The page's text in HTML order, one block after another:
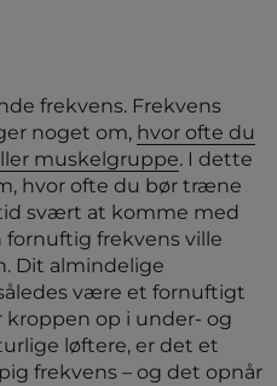
frekvens. Frekvens
noget om, hvor ofte du
muskelgruppe. I dette
hvor ofte du bør træne
svært at komme med
frekvens ville
Dit almindelige
være et fornuftigt
op i under- og
løftere, er det et
frekvens – og det opnår